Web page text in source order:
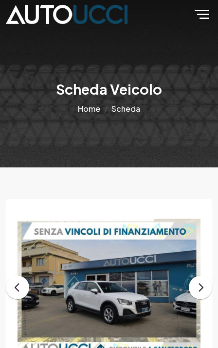
Scheda Veicolo
Home Scheda